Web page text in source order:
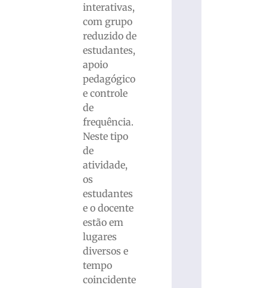
interativas,
com grupo
reduzido de
estudantes,
apoio
pedagógico
e controle
de
frequência.
Neste tipo
de
atividade,
os
estudantes
e o docente
estão em
lugares
diversos e
tempo
coincidente